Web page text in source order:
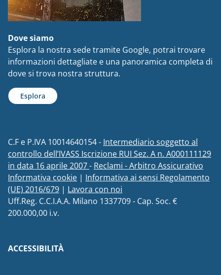
Dove siamo
Esplora la nostra sede tramite Google, potrai trovare
informazioni dettagliate e una panoramica completa di
dove si trova nostra struttura.
Esplora
C.F e P.IVA 10014640154 - Intermediario soggetto al
controllo dell’IVASS Iscrizione RUI Sez. A n. A000111129
in data 16 aprile 2007- Reclami - Arbitro Assicurativo
Informativa cookie | Informativa ai sensi Regolamento
(UE) 2016/679 | Lavora con noi
Uff.Reg. C.C.I.A.A. Milano 1337709 - Cap. Soc. €
200.000,00 i.v.
ACCESSIBILITÀ